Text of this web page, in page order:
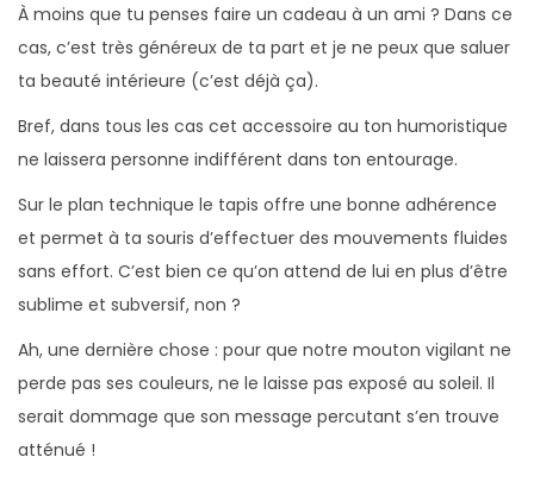
g
a
n
t
À moins que tu penses faire un cadeau à un ami ? Dans ce
cas, c’est très généreux de ta part et je ne peux que saluer
ta beauté intérieure (c’est déjà ça).
Bref, dans tous les cas cet accessoire au ton humoristique
ne laissera personne indifférent dans ton entourage.
Sur le plan technique le tapis offre une bonne adhérence
et permet à ta souris d’effectuer des mouvements fluides
sans effort. C’est bien ce qu’on attend de lui en plus d’être
sublime et subversif, non ?
Ah, une dernière chose : pour que notre mouton vigilant ne
perde pas ses couleurs, ne le laisse pas exposé au soleil. Il
serait dommage que son message percutant s’en trouve
atténué !